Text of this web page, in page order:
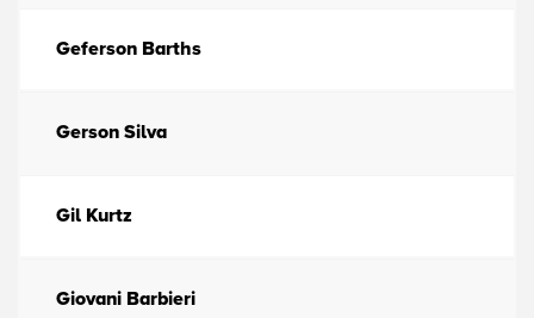
Geferson Barths
Gerson Silva
Gil Kurtz
Giovani Barbieri